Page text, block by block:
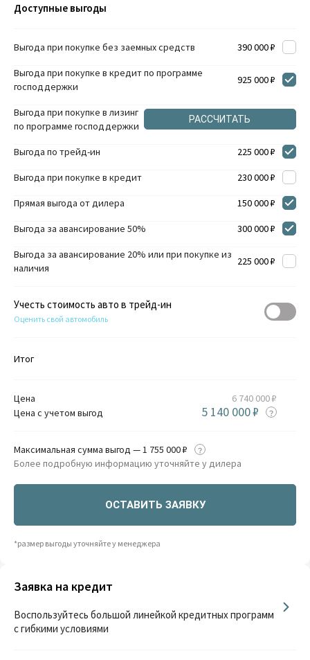
Доступные выгоды
Выгода при покупке без заемных средств 390 000 ₽
Выгода при покупке в кредит по программе
господдержки
925 000 ₽
Выгода при покупке в лизинг
по программе господдержки
РАССЧИТАТЬ
Выгода по трейд-ин 225 000 ₽
Выгода при покупке в кредит 230 000 ₽
Прямая выгода от дилера 150 000 ₽
Выгода за авансирование 50% 300 000 ₽
Выгода за авансирование 20% или при покупке из
наличия
225 000 ₽
Учесть стоимость авто в трейд-ин
Оценить свой автомобиль
Итог
Цена
6 740 000 ₽
Цена с учетом выгод
5 140 000 ₽
Максимальная сумма выгод — 1 755 000 ₽
Более подробную информацию уточняйте у дилера
ОСТАВИТЬ ЗАЯВКУ
*размер выгоды уточняйте у менеджера
Заявка на кредит
Воспользуйтесь большой линейкой кредитных программ
с гибкими условиями